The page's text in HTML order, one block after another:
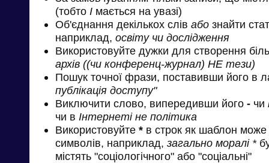
(тобто І мається на увазі)
Об'єднання декількох слів або знайти
наприклад, освіту чи дослідження
Використовуйте дужки для створення
архів ((чи конференц-журнал) НЕ тези)
Пошук точної фрази, поставивши його в
публікація доступу"
Виключити слово, випередивши його - чи
чи в Інтернеті не політика
Використовуйте * в строк як шаблон може
символів, наприклад, загально моралі *
містять "соціологічного" або "соціальні"